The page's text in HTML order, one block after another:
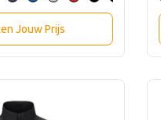
Jouw Prijs